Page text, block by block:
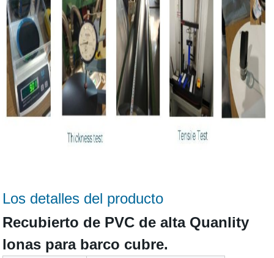
Los detalles del producto
Recubierto de PVC de alta Quanlity
lonas para barco cubre.